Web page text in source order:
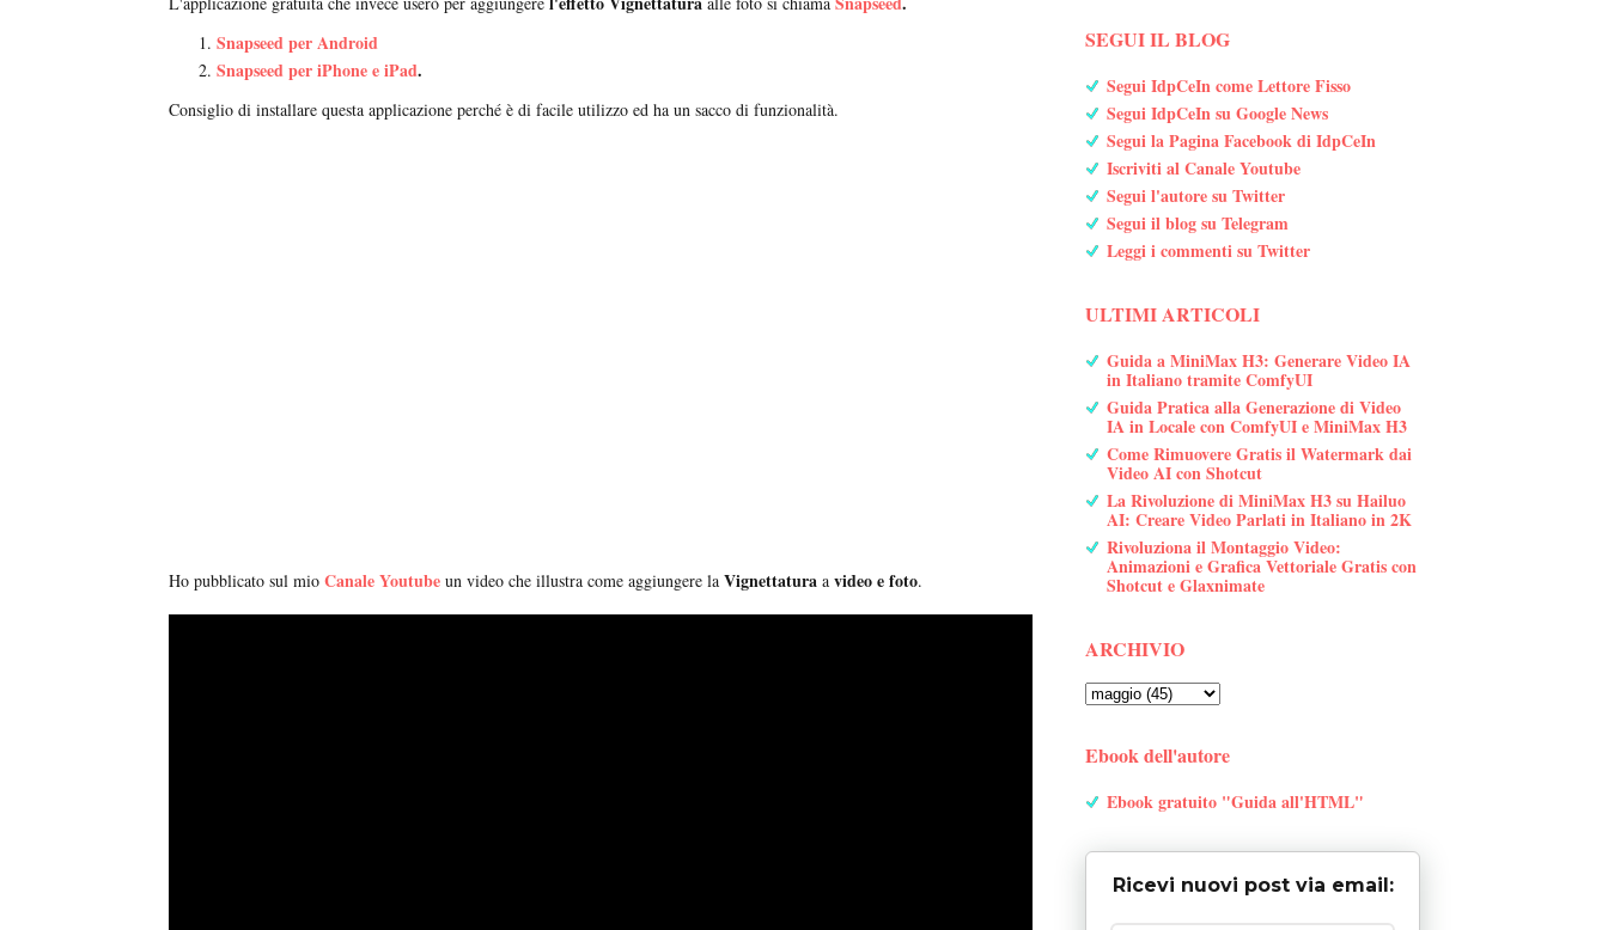
Snapseed per Android
Snapseed per iPhone e iPad.
Consiglio di installare questa applicazione perché è di facile utilizzo ed ha un sacco di funzionalità.
Ho pubblicato sul mio Canale Youtube un video che illustra come aggiungere la Vignettatura a video e foto.
SEGUI IL BLOG
Segui IdpCeIn come Lettore Fisso
Segui IdpCeIn su Google News
Segui la Pagina Facebook di IdpCeIn
Iscriviti al Canale Youtube
Segui l'autore su Twitter
Segui il blog su Telegram
Leggi i commenti su Twitter
ULTIMI ARTICOLI
Guida a MiniMax H3: Generare Video IA
in Italiano tramite ComfyUI
Guida Pratica alla Generazione di Video
IA in Locale con ComfyUI e MiniMax H3
Come Rimuovere Gratis il Watermark dai
Video AI con Shotcut
La Rivoluzione di MiniMax H3 su Hailuo
AI: Creare Video Parlati in Italiano in 2K
Rivoluziona il Montaggio Video:
Animazioni e Grafica Vettoriale Gratis con
Shotcut e Glaxnimate
ARCHIVIO
Ebook dell'autore
Ebook gratuito "Guida all'HTML"
Ricevi nuovi post via email: